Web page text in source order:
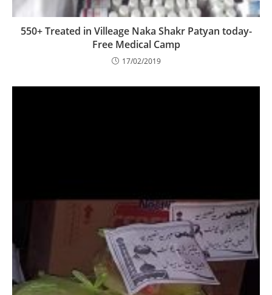
550+ Treated in Villeage Naka Shakr Patyan today-
Free Medical Camp
17/02/2019